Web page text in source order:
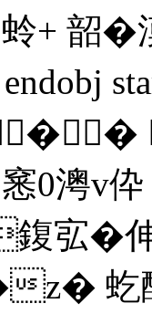
+ 韶�
```
0澚v
宖�
z� 虼